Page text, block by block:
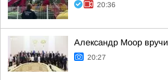
20:36
Александр Моор
20:27